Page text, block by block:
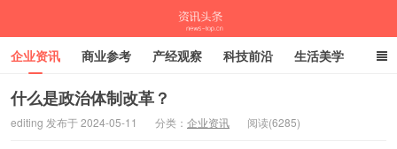
企业资讯 商业参考 产经观察 科技前沿 生活美学
时尚潮流 母婴亲子 专栏
什么是政治体制改革？
editing 发布于 2024-05-11 分类： 企业资讯 阅读(6285)